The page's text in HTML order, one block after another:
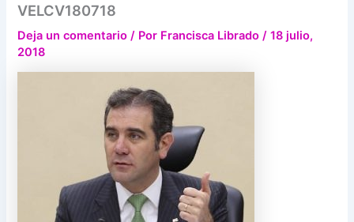
VELCV180718
Deja un comentario / Por Francisca Librado/18 julio,
2018